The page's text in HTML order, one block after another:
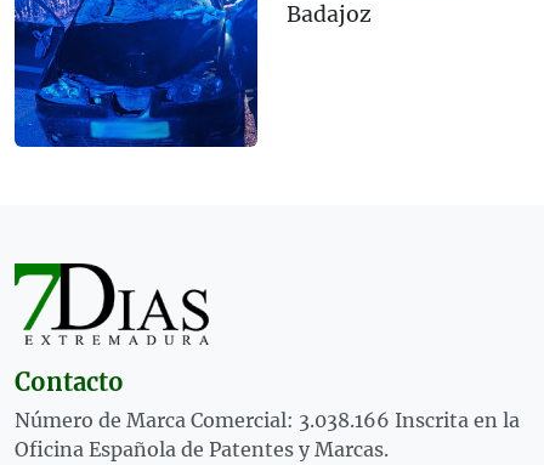
Badajoz
Contacto
Número de Marca Comercial: 3.038.166 Inscrita en la
Oficina Española de Patentes y Marcas.